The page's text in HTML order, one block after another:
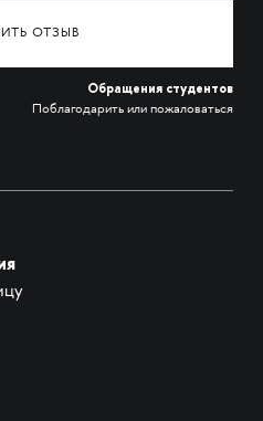
ОТЗЫВ
Обращения студентов
Поблагодарить или пожаловаться